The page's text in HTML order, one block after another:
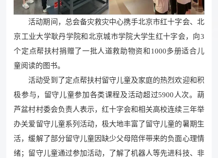
活动期间，总会备灾救灾中心携手北京市红十字会、北
京工业大学耿丹学院和北京城市学院大学生红十字会，向3
个定点帮扶村捐赠了一批人道救助物资和1000多册适合儿
童阅读的图书。
活动受到了定点帮扶村留守儿童及家庭的热烈欢迎和积
极参与，留守儿童参加各类课程及活动超过5900人次。葫
芦盆村村委会负责人表示，红十字会和相关高校连续三年举
办关爱留守儿童系列活动，极大地丰富了留守儿童的暑期生
活，缓解了部分留守儿童因缺少父母陪伴带来的负面心理情
绪；留守儿童通过参加活动，了解了机器人等先进科技、非